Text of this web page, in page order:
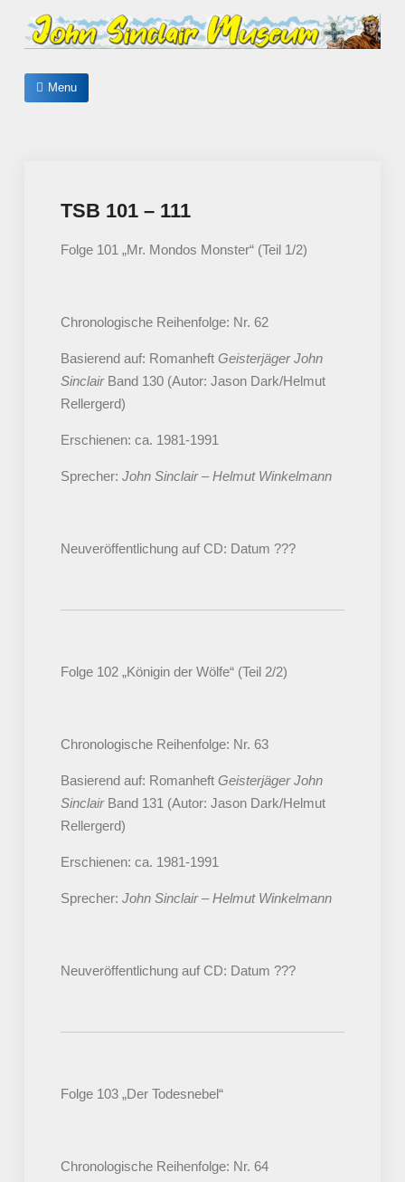
John Sinclair Museum
Menu
TSB 101 – 111
Folge 101 „Mr. Mondos Monster“ (Teil 1/2)
Chronologische Reihenfolge: Nr. 62
Basierend auf: Romanheft Geisterjäger John
SinclairBand 130 (Autor: Jason Dark/Helmut
Rellergerd)
Erschienen: ca. 1981-1991
Sprecher: John Sinclair – Helmut Winkelmann
Neuveröffentlichung auf CD: Datum ???
Folge 102 „Königin der Wölfe“ (Teil 2/2)
Chronologische Reihenfolge: Nr. 63
Basierend auf: Romanheft Geisterjäger John
SinclairBand 131 (Autor: Jason Dark/Helmut
Rellergerd)
Erschienen: ca. 1981-1991
Sprecher: John Sinclair – Helmut Winkelmann
Neuveröffentlichung auf CD: Datum ???
Folge 103 „Der Todesnebel“
Chronologische Reihenfolge: Nr. 64